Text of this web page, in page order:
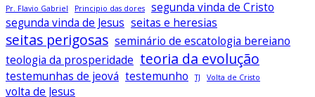
Pr. Flavio Gabriel Principio das dores
segunda vinda de Cristo
segunda vinda de Jesus seitas e heresias
seitas perigosas seminário de escatologia bereiano
teologia da prosperidade teoria da evolução
testemunhas de jeová testemunho TJ Volta de Cristo
volta de Jesus